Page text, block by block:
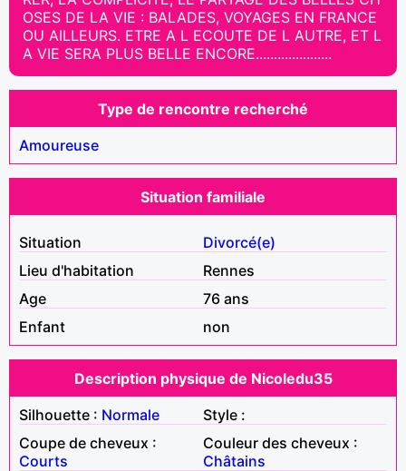
OSES DE LA VIE : BALADES, VOYAGES EN FRANCE
OU AILLEURS. ETRE A L ECOUTE DE L AUTRE, ET L
A VIE SERA PLUS BELLE ENCORE.....................
Type de rencontre recherché
Amoureuse
Situation familiale
Situation
Divorcé(e)
Lieu d'habitation
Rennes
Age
76 ans
Enfant
non
Description physique de Nicoledu35
Silhouette : Normale
Style :
Coupe de cheveux :
Courts
Couleur des cheveux :
Châtains